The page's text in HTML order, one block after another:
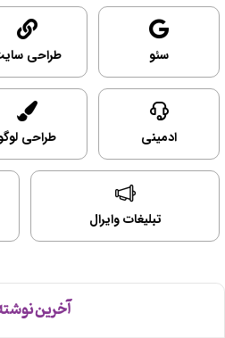
سئو طراحی
ادمینی طراحی
تبلیغات وایرال
آخرین